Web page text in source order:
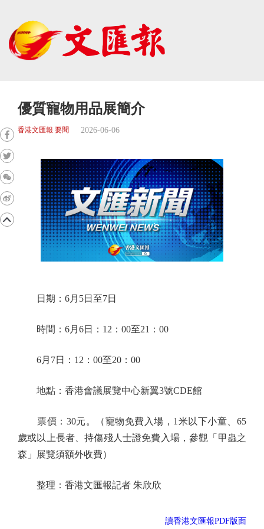
優質寵物用品展簡介
香港文匯報 要聞 2026-06-06
日期：6月5日至7日
時間：6月6日：12：00至21：00
6月7日：12：00至20：00
地點：香港會議展覽中心新翼3號CDE館
票價：30元。（寵物免費入場，1米以下小童、65
歲或以上長者、持傷殘人士證免費入場，參觀「甲蟲之
森」展覽須額外收費）
整理：香港文匯報記者 朱欣欣
讀香港文匯報PDF版面